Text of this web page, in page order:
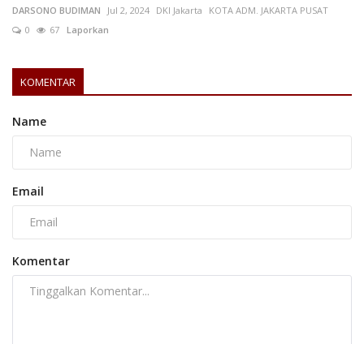
DARSONO BUDIMAN Jul 2, 2024 DKI Jakarta
KOTA ADM. JAKARTA PUSAT
0
67 Laporkan
KOMENTAR
Name
Email
Komentar